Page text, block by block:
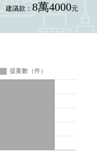
建議款： 8萬4000元